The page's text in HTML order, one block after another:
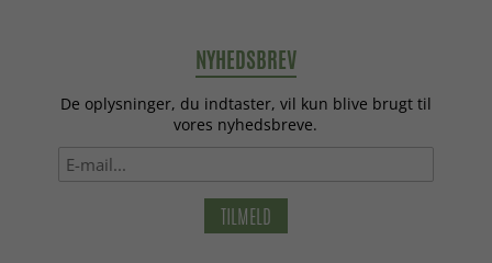
NYHEDSBREV
De oplysninger, du indtaster, vil kun blive brugt til
vores nyhedsbreve.
TILMELD